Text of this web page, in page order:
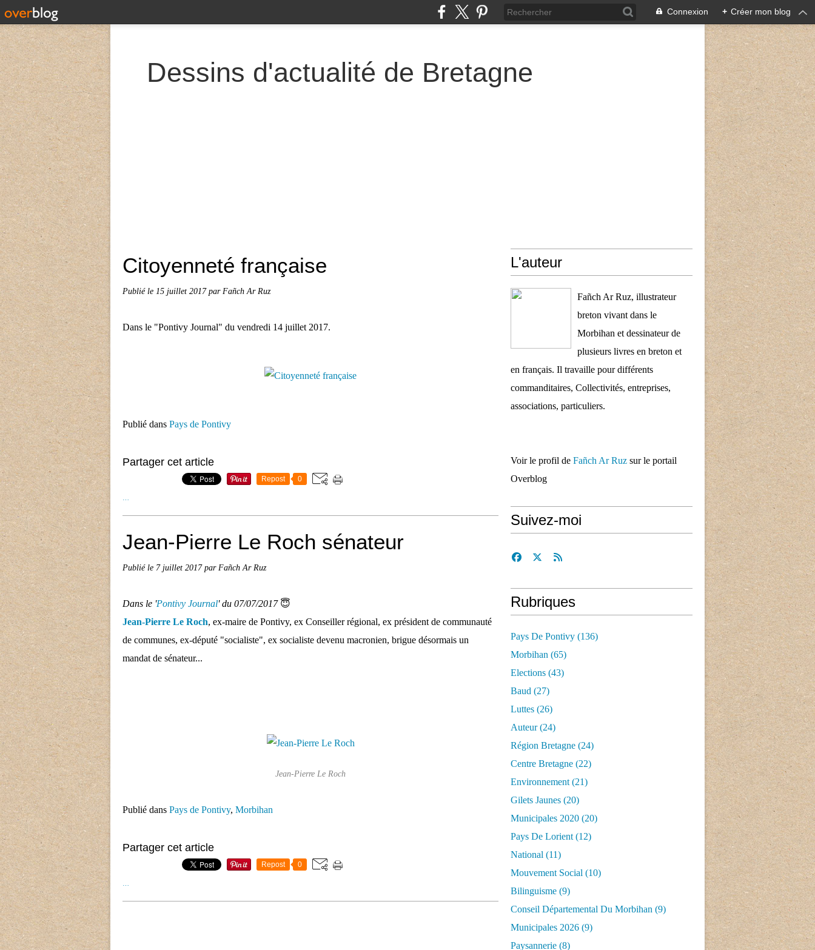
Connexion + Créer mon blog
Dessins d'actualité de Bretagne
Citoyenneté française
Publié le 15 juillet 2017par Fañch Ar Ruz
Dans le "Pontivy Journal" du vendredi 14 juillet 2017.
Publié dans Pays de Pontivy
Partager cet article
Repost 0
Jean-Pierre Le Roch sénateur
Publié le 7 juillet 2017par Fañch Ar Ruz
Dans le 'Pontivy Journal' du 07/07/2017 😇
Jean-Pierre Le Roch, ex-maire de Pontivy, ex Conseiller régional, ex président de communauté
de communes, ex-député "socialiste", ex socialiste devenu macronien, brigue désormais un
mandat de sénateur...
Jean-Pierre Le Roch
Publié dans Pays de Pontivy, Morbihan
Partager cet article
Repost 0
L'auteur
Fañch Ar Ruz, illustrateur
breton vivant dans le
Morbihan et dessinateur de
plusieurs livres en breton et
en français. Il travaille pour différents
commanditaires, Collectivités, entreprises,
associations, particuliers.
Voir le profil de Fañch Ar Ruz sur le portail
Overblog
Suivez-moi
Rubriques
Pays De Pontivy (136)
Morbihan (65)
Elections (43)
Baud (27)
Luttes (26)
Auteur(24)
Région Bretagne (24)
Centre Bretagne (22)
Environnement (21)
Gilets Jaunes (20)
Municipales 2020 (20)
Pays De Lorient (12)
National (11)
Mouvement Social (10)
Bilinguisme (9)
Conseil Départemental Du Morbihan (9)
Municipales 2026 (9)
Paysannerie (8)